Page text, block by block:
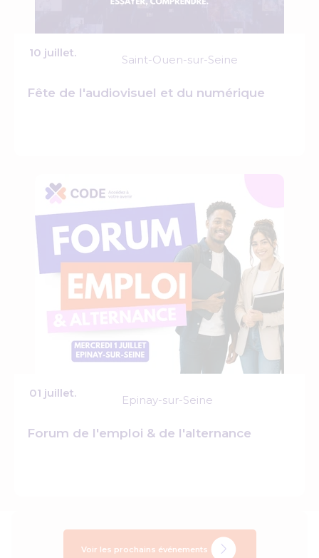
10 juillet.
Saint-Ouen-sur-Seine
Fête de l'audiovisuel et du numérique
01 juillet.
Epinay-sur-Seine
Forum de l'emploi & de l'alternance
Voir les prochains événements